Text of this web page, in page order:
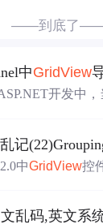
——到底了
中GridView
开发中，
记
中GridView控
术方案，涵盖
乱码,英文系